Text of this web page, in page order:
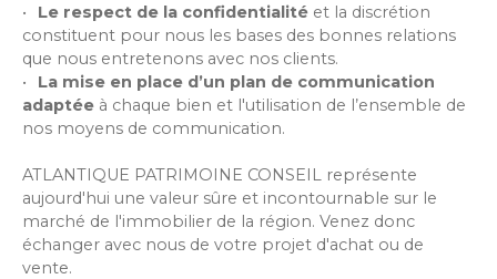
Le respect de la confidentialité et la discrétion
constituent pour nous les bases des bonnes relations
que nous entretenons avec nos clients.
La mise en place d’un plan de communication
adaptée à chaque bien et l'utilisation de l’ensemble de
nos moyens de communication.
ATLANTIQUE PATRIMOINE CONSEIL représente
aujourd'hui une valeur sûre et incontournable sur le
marché de l'immobilier de la région. Venez donc
échanger avec nous de votre projet d'achat ou de
vente.